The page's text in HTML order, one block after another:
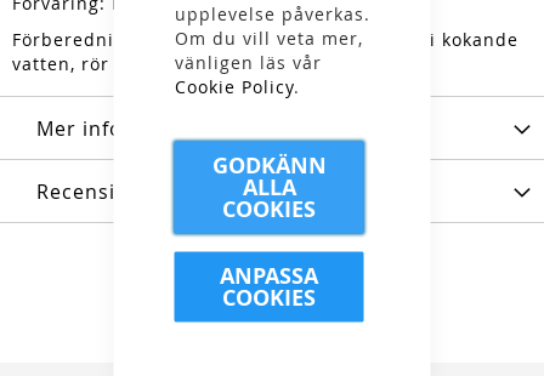
upplevelse påverkas.
Om du vill veta mer,
vänligen läs vår
Cookie Policy.
GODKÄNN
ALLA
COOKIES
ANPASSA
COOKIES
Förberedning: Ta bort syreabsorbenten, häll i kokande
vatten, rör i 8 minuter och servera sedan.
Mer information
Recensioner